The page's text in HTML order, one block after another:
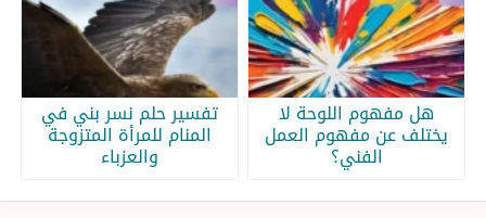
هل مفهوم اللوحة لا
يختلف عن مفهوم العمل
الفني؟
تفسير حلم نسر بني في
المنام للمرأة المتزوجة
والعزباء